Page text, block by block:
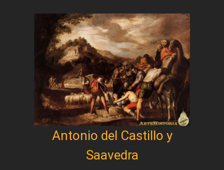
Antonio del Castillo y
Saavedra